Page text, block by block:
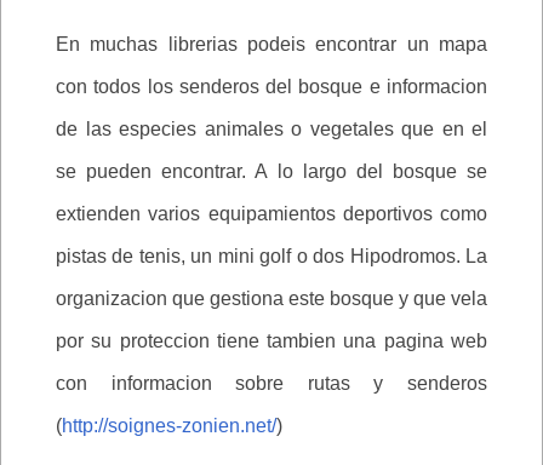
En muchas librerias podeis encontrar un mapa
con todos los senderos del bosque e informacion
de las especies animales o vegetales que en el
se pueden encontrar. A lo largo del bosque se
extienden varios equipamientos deportivos como
pistas de tenis, un mini golf o dos Hipodromos. La
organizacion que gestiona este bosque y que vela
por su proteccion tiene tambien una pagina web
con informacion sobre rutas y senderos
(http://soignes-zonien.net/)